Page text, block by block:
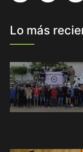
Lo más